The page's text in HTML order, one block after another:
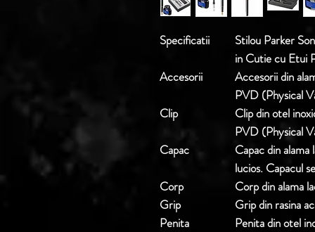
Specificatii Stilou Parker
in Cutie cu Etui
Accesorii
Accesorii din
PVD (Physical
Clip
Clip din otel
PVD (Physical
Capac
Capac din
lucios. Capacul
Corp
Corp din alama
Grip
Grip din rasina
Penita
Penita din otel